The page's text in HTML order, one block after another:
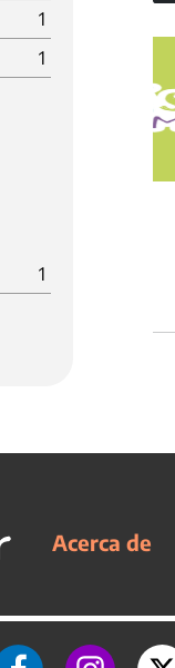
1
1
1
Acerca de